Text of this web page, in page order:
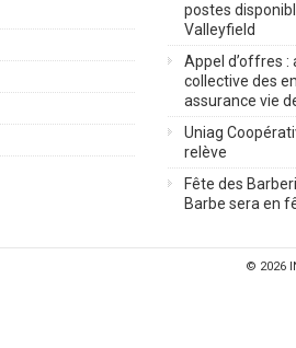
postes
Valleyfield
Appel d’offres :
collective des
assurance vie
Uniag
relève
Fête des
Barbe sera en
© 2026